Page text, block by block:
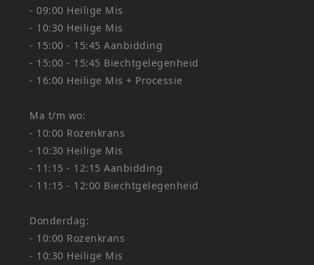
- 09:00 Heilige Mis
- 10:30 Heilige Mis
- 15:00 - 15:45 Aanbidding
- 15:00 - 15:45 Biechtgelegenheid
- 16:00 Heilige Mis + Processie
Ma t/m wo:
- 10:00 Rozenkrans
- 10:30 Heilige Mis
- 11:15 - 12:15 Aanbidding
- 11:15 - 12:00 Biechtgelegenheid
Donderdag:
- 10:00 Rozenkrans
- 10:30 Heilige Mis